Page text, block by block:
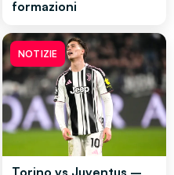
formazioni
NOTIZIE